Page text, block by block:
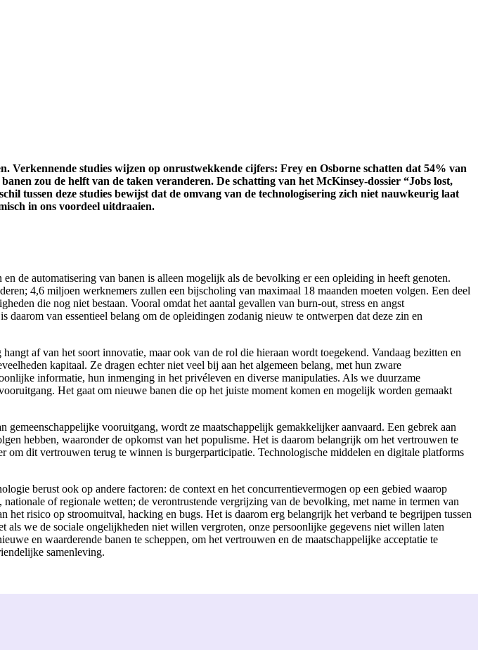
Verkennende studies wijzen op onrustwekkende cijfers: Frey en Osborne schatten dat 54% van
zou de helft van de taken veranderen. De schatting van het McKinsey-dossier “Jobs lost,
tussen deze studies bewijst dat de omvang van de technologisering zich niet nauwkeurig laat
in ons voordeel uitdraaien.
de automatisering van banen is alleen mogelijk als de bevolking er een opleiding in heeft genoten.
4,6 miljoen werknemers zullen een bijscholing van maximaal 18 maanden moeten volgen. Een deel
die nog niet bestaan. Vooral omdat het aantal gevallen van burn-out, stress en angst
van essentieel belang om de opleidingen zodanig nieuw te ontwerpen dat deze zin en
af van het soort innovatie, maar ook van de rol die hieraan wordt toegekend. Vandaag bezitten en
kapitaal. Ze dragen echter niet veel bij aan het algemeen belang, met hun zware
informatie, hun inmenging in het privéleven en diverse manipulaties. Als we duurzame
Het gaat om nieuwe banen die op het juiste moment komen en mogelijk worden gemaakt
gemeenschappelijke vooruitgang, wordt ze maatschappelijk gemakkelijker aanvaard. Een gebrek aan
hebben, waaronder de opkomst van het populisme. Het is daarom belangrijk om het vertrouwen te
om dit vertrouwen terug te winnen is burgerparticipatie. Technologische middelen en digitale platforms
berust ook op andere factoren: de context en het concurrentievermogen op een gebied waarop
of regionale wetten; de verontrustende vergrijzing van de bevolking, met name in termen van
risico op stroomuitval, hacking en bugs. Het is daarom erg belangrijk het verband te begrijpen tussen
we de sociale ongelijkheden niet willen vergroten, onze persoonlijke gegevens niet willen laten
en waarderende banen te scheppen, om het vertrouwen en de maatschappelijke acceptatie te
samenleving.